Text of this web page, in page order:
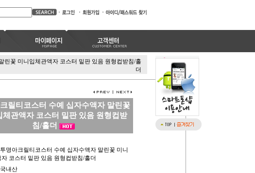
린꽃 미니입체관액자 코스터 밑판 있음 원형컵받침/홀
더
릴티코스터 수예 십자수액자 말린꽃
체관액자 코스터 밑판 있음 원형컵받
침/홀더
명아크릴티코스터 수예 십자수액자 말린꽃 미니
자 코스터 밑판 있음 원형컵받침/홀더
내산